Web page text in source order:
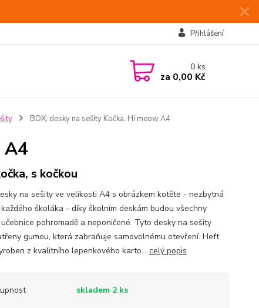
Přihlášení
0ks
za 0,00 Kč
BOX, desky na sešity Kočka, Hi meow A4
A4
s kočkou
na sešity ve velikosti A4 s obrázkem kotěte - nezbytná
školáka - díky školním deskám budou všechny
pohromadě a neponičené. Tyto desky na sešity
gumou, která zabraňuje samovolnému otevření. Heft
z kvalitního lepenkového karto... celý popis
skladem 2 ks